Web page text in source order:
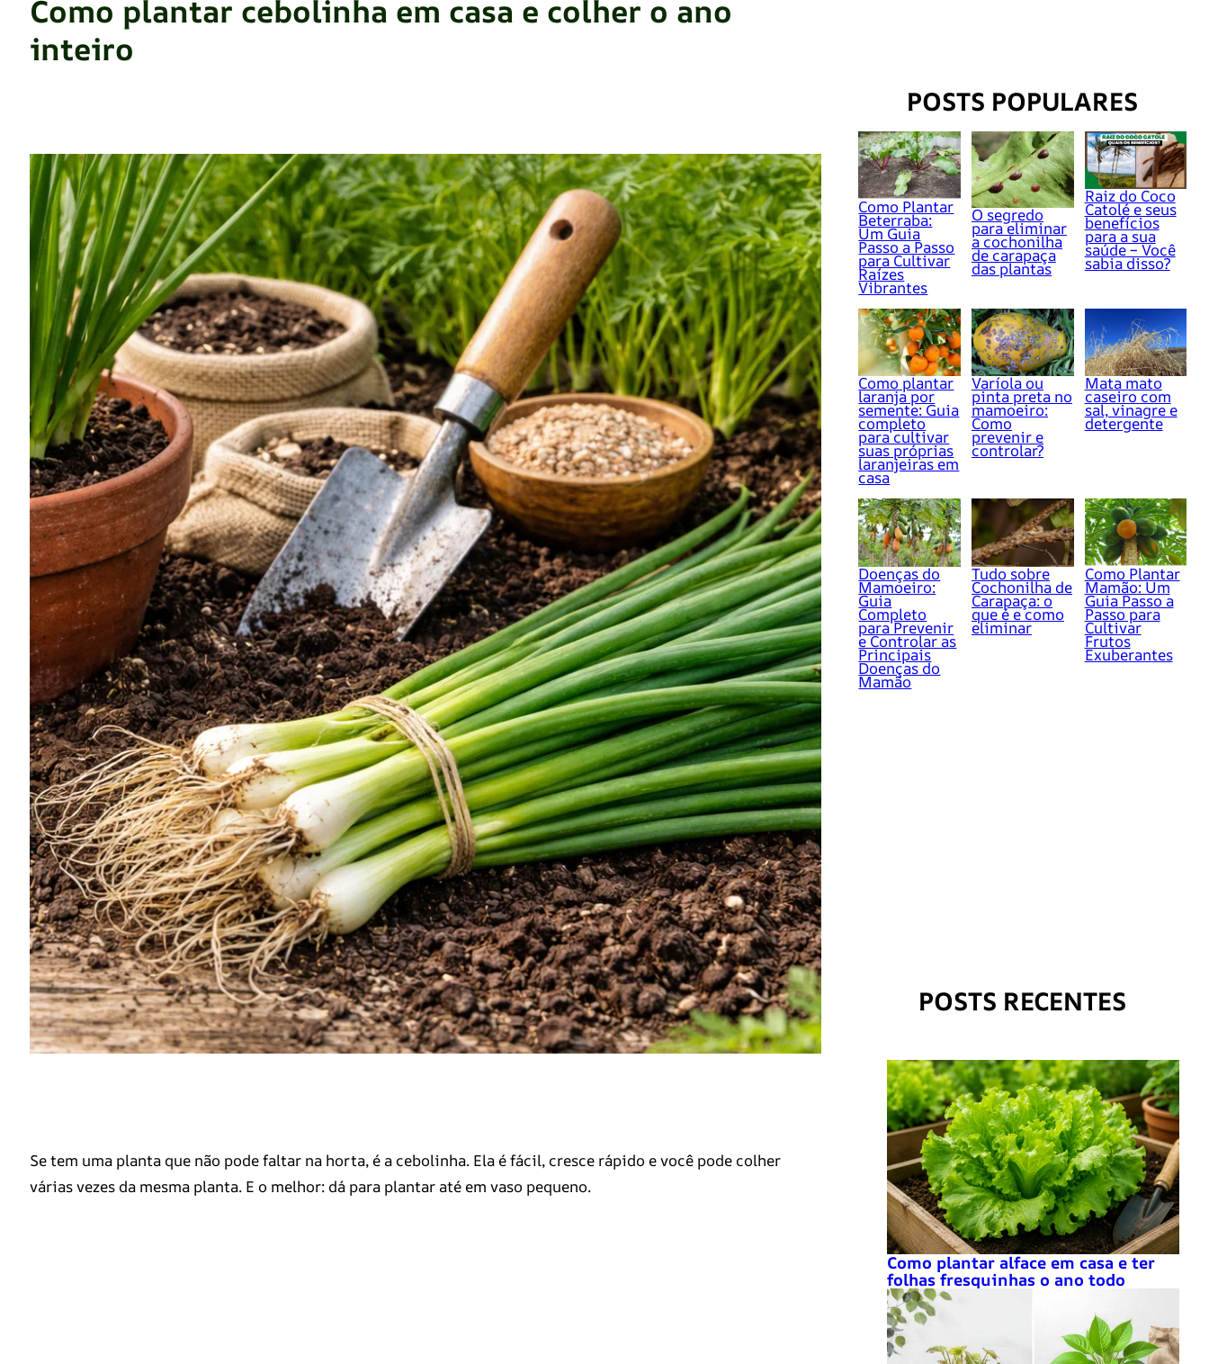
Como plantar cebolinha em casa e colher o ano
inteiro
Se tem uma planta que não pode faltar na horta, é a cebolinha. Ela é fácil, cresce rápido e você pode colher
várias vezes da mesma planta. E o melhor: dá para plantar até em vaso pequeno.
POSTS POPULARES
Como Plantar
Beterraba:
Um Guia
Passo a Passo
para Cultivar
Raízes
Vibrantes
O segredo
para eliminar
a cochonilha
de carapaça
das plantas
Raiz do Coco
Catolé e seus
benefícios
para a sua
saúde – Você
sabia disso?
Como plantar
laranja por
semente: Guia
completo
para cultivar
suas próprias
laranjeiras em
casa
Varíola ou
pinta preta no
mamoeiro:
Como
prevenir e
controlar?
Mata mato
caseiro com
sal, vinagre e
detergente
Doenças do
Mamoeiro:
Guia
Completo
para Prevenir
e Controlar as
Principais
Doenças do
Mamão
Tudo sobre
Cochonilha de
Carapaça: o
que é e como
eliminar
Como Plantar
Mamão: Um
Guia Passo a
Passo para
Cultivar
Frutos
Exuberantes
POSTS RECENTES
Como plantar alface em casa e ter
folhas fresquinhas o ano todo